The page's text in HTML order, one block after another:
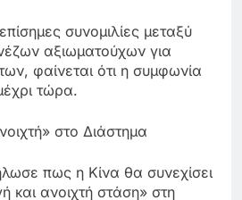
συνομιλίες μεταξύ
αξιωματούχων για
φαίνεται ότι η συμφωνία
τώρα.
στο Διάστημα
πως η Κίνα θα συνεχίσει
και ανοιχτή στάση» στη